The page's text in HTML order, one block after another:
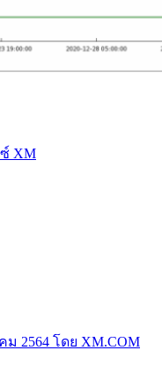
XM
ม 2564 โดย XM.COM